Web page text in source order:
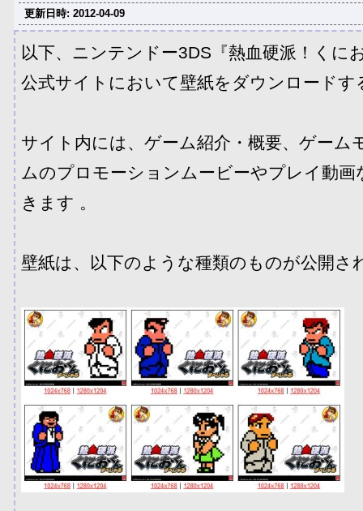
更新日時: 2012-04-09
以下、ニンテンドー3DS『熱血硬派！くに
公式サイトにおいて壁紙をダウンロード
サイト内には、ゲーム紹介・概要、ゲーム
ムのプロモーションムービーやプレイ動
きます 。
壁紙は、以下のような種類のものが公開さ